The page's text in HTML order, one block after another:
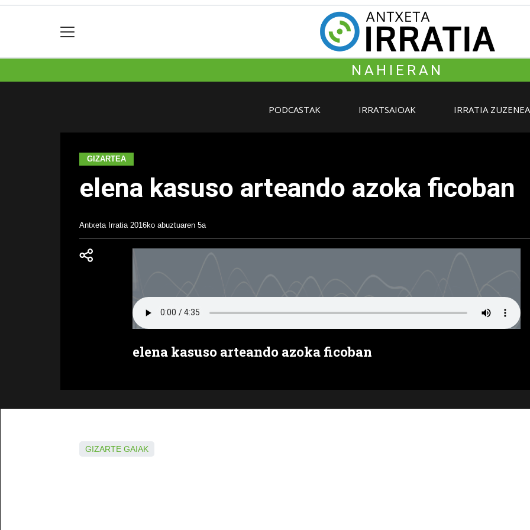
NAHIERAN
PODCASTAK IRRATSAIOAK IRRATIA
GIZARTEA
elena kasuso arteando azoka ficoban
Antxeta Irratia 2016ko abuztuaren 5a
elena kasuso arteando azoka ficoban
GIZARTE GAIAK